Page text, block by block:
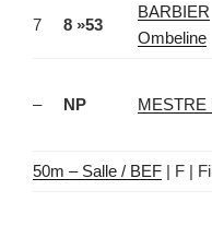
7 8 »53
BARBIER
Ombeline
– NP MESTRE
50m – Salle / BEF | F |